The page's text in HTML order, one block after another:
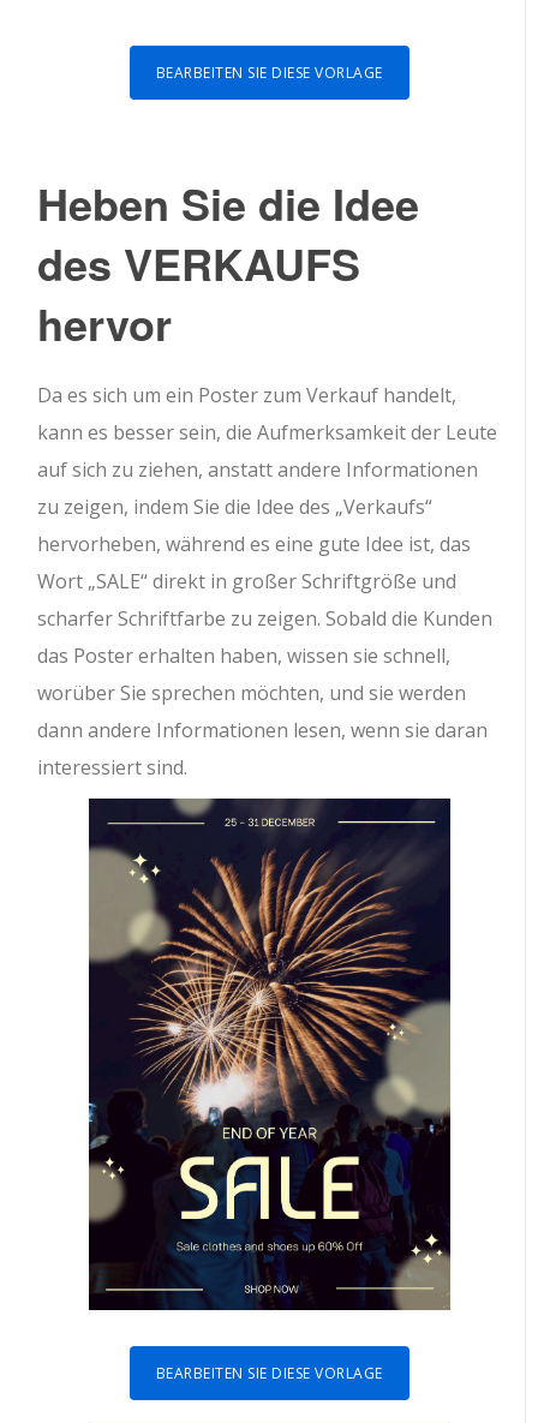
BEARBEITEN SIE DIESE VORLAGE
Heben Sie die Idee
des VERKAUFS
hervor
Da es sich um ein Poster zum Verkauf handelt,
kann es besser sein, die Aufmerksamkeit der Leute
auf sich zu ziehen, anstatt andere Informationen
zu zeigen, indem Sie die Idee des „Verkaufs“
hervorheben, während es eine gute Idee ist, das
Wort „SALE“ direkt in großer Schriftgröße und
scharfer Schriftfarbe zu zeigen. Sobald die Kunden
das Poster erhalten haben, wissen sie schnell,
worüber Sie sprechen möchten, und sie werden
dann andere Informationen lesen, wenn sie daran
interessiert sind.
BEARBEITEN SIE DIESE VORLAGE